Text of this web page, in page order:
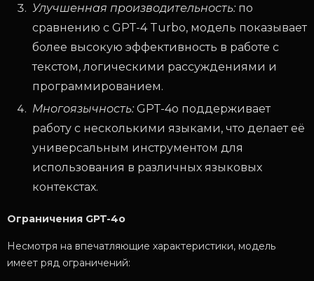
Улучшенная производительность: по
сравнению с GPT-4 Turbo, модель показывает
более высокую эффективность в работе с
текстом, логическими рассуждениями и
программированием.
Многоязычность: GPT-4o поддерживает
работу с несколькими языками, что делает её
универсальным инструментом для
использования в различных языковых
контекстах.
Ограничения GPT-4o
Несмотря на впечатляющие характеристики, модель
имеет ряд ограничений: